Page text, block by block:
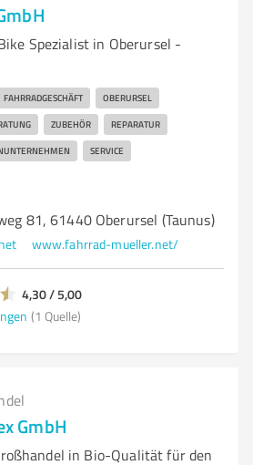
Spezialist in Oberursel -
FAHRRADGESCHÄFT OBERURSEL
ZUBEHÖR REPARATUR
SERVICE
81, 61440 Oberursel (Taunus)
www.fahrrad-mueller.net/
4,30 / 5,00
(1 Quelle)
GmbH
in Bio-Qualität für den